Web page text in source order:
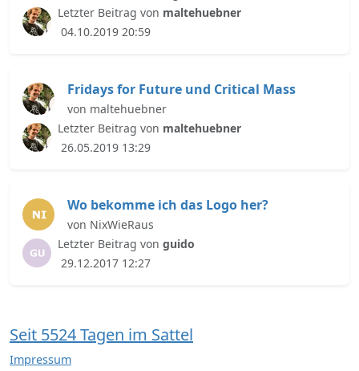
Letzter Beitrag von maltehuebner
04.10.2019 20:59
Fridays for Future und Critical Mass
von maltehuebner
Letzter Beitrag von maltehuebner
26.05.2019 13:29
Wo bekomme ich das Logo her?
von NixWieRaus
Letzter Beitrag von guido
29.12.2017 12:27
Seit 5524 Tagen im Sattel
Impressum